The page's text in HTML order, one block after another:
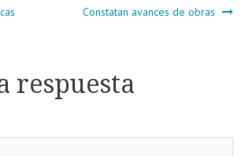
Constatan avances de obras
respuesta